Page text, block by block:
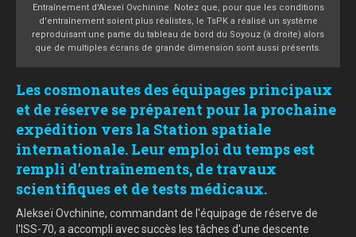
Entraînement d'Alexeï Ovchinine. Notez que, pour que les conditions
d'entraînement soient plus réalistes, le TsPK a réalisé un système
reproduisant une partie du tableau de bord du Soyouz (à droite) alors
que de multiples écrans de grande dimension sont aussi présents.
Les cosmonautes des équipages principaux
et de réserve se préparent pour la prochaine
expédition vers la Station spatiale
internationale. Leur emploi du temps est
rempli d'entraînements, de travaux
scientifiques et de tests médicaux.
Alekseï Ovchinine, commandant de l'équipage de réserve de
l'ISS-70, a accompli avec succès les tâches d'une descente